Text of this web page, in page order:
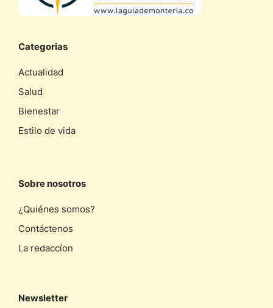
Categorias
Actualidad
Salud
Bienestar
Estilo de vida
Sobre nosotros
¿Quiénes somos?
Contáctenos
La redaccíon
Newsletter